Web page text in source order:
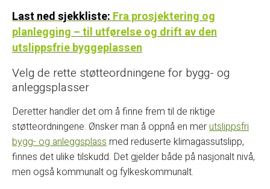
Last nedsjekkliste:Fra prosjektering og
planlegging – til utførelse og drift av den
utslippsfrie byggeplassen
Velg de rette støtteordningene for bygg- og
anleggsplasser
Deretter handler det om å finne frem til de riktige
støtteordningene. Ønsker man å oppnå en merutslippsfri
bygg- og anleggsplassmed reduserte klimagassutslipp,
finnes det ulike tilskudd. Det gjelder både på nasjonalt nivå,
men også kommunalt og fylkeskommunalt.